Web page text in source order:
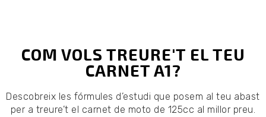
COM VOLS TREURE'T EL TEU
CARNET A1?
Descobreix les fórmules d’estudi que posem al teu abast
per a treure’t el carnet de moto de 125cc al millor preu.